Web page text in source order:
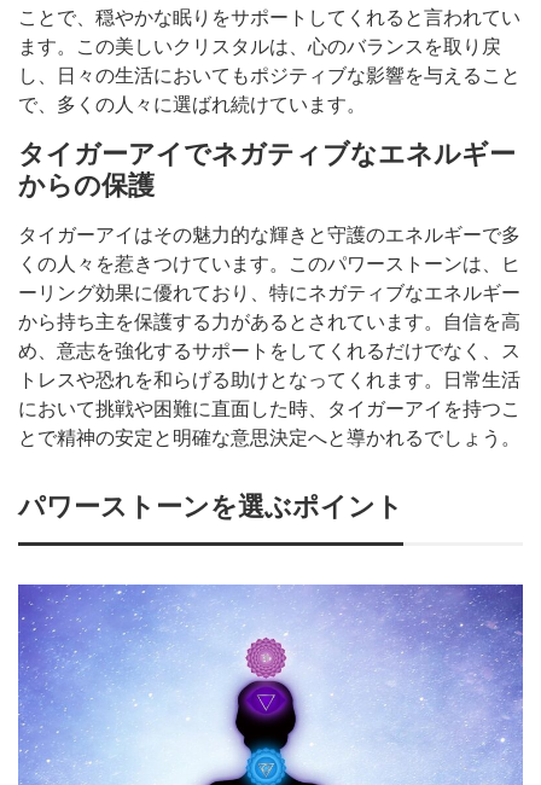
ことで、穏やかな眠りをサポートしてくれると言われてい
ます。この美しいクリスタルは、心のバランスを取り戻
し、日々の生活においてもポジティブな影響を与えること
で、多くの人々に選ばれ続けています。
タイガーアイでネガティブなエネルギー
からの保護
タイガーアイはその魅力的な輝きと守護のエネルギーで多
くの人々を惹きつけています。このパワーストーンは、ヒ
ーリング効果に優れており、特にネガティブなエネルギー
から持ち主を保護する力があるとされています。自信を高
め、意志を強化するサポートをしてくれるだけでなく、ス
トレスや恐れを和らげる助けとなってくれます。日常生活
において挑戦や困難に直面した時、タイガーアイを持つこ
とで精神の安定と明確な意思決定へと導かれるでしょう。
パワーストーンを選ぶポイント